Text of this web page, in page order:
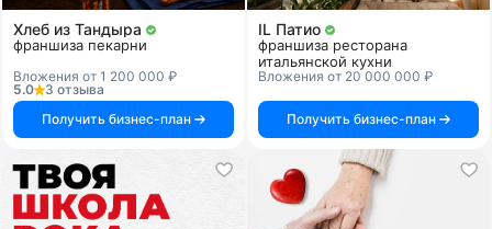
Хлеб из Тандыра
франшиза пекарни
Вложения от 1 200 000 ₽
5.0
3 отзыва
Получить бизнес-план
IL Патио
франшиза ресторана
итальянской кухни
Вложения от 20 000 000 ₽
Получить бизнес-план